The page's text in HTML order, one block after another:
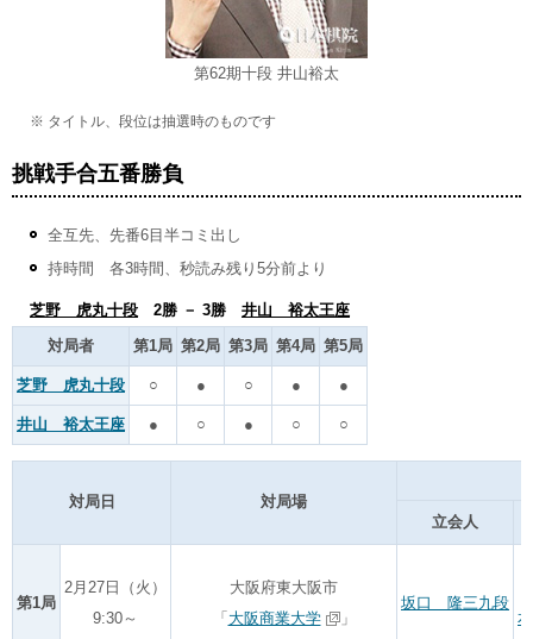
第62期十段 井山裕太
※ タイトル、段位は抽選時のものです
挑戦手合五番勝負
全互先、先番6目半コミ出し
持時間 各3時間、秒読み残り5分前より
芝野 虎丸十段 2勝 － 3勝 井山 裕太王座
対局者 第1局 第2局 第3局 第4局 第5局
芝野 虎丸十段 ○ ● ○ ● ●
井山 裕太王座 ● ○ ● ○ ○
対局日
対局場
立会人
第1局
2月27日（火）
9:30～
大阪府東大阪市
「 大阪商業大学 」
坂口 隆三九段